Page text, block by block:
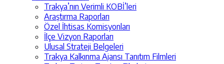
Trakya’nın Verimli KOBİ’leri
Araştırma Raporları
Özel İhtisas Komisyonları
İlçe Vizyon Raporları
Ulusal Strateji Belgeleri
Trakya Kalkınma Ajansı Tanıtım Filmleri